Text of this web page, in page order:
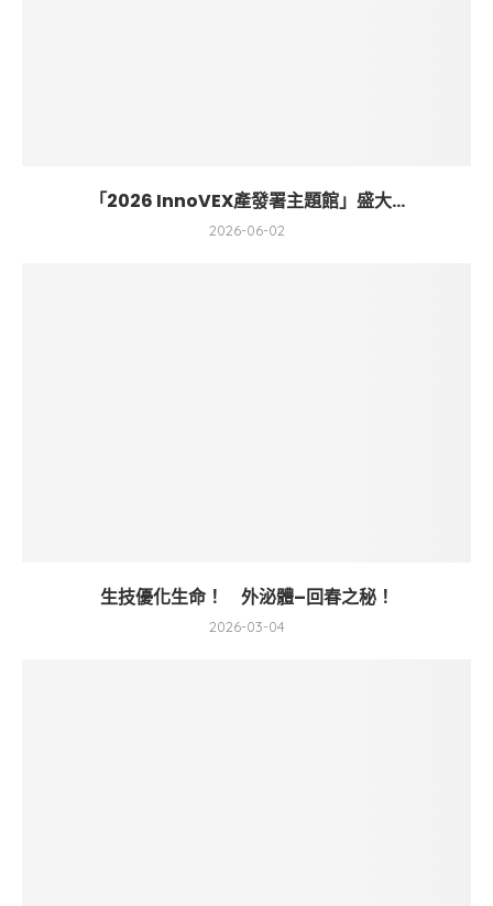
「2026 InnoVEX產發署主題館」盛大...
2026-06-02
生技優化生命！ 外泌體–回春之秘！
2026-03-04